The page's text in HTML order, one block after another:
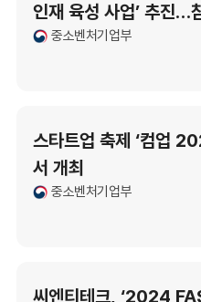
인재 육성 사업’ 추진…
중소벤처기업부
스타트업 축제 ‘컴업
서 개최
중소벤처기업부
씨엔티테크, ‘2024